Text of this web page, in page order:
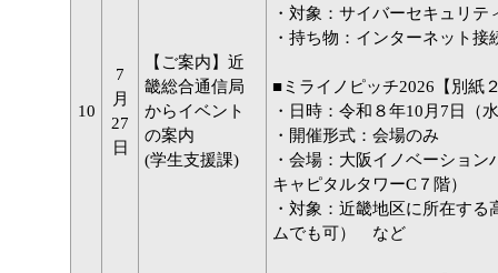
10
7
月
27
日
【ご案内】近
畿総合通信局
からイベント
の案内
(学生支援課)
・対象：サイバーセキュリ
・持ち物：インターネット接
■ミライノピッチ2026【別紙
・日時：令和８年10月7日（
・開催形式：会場のみ
・会場：大阪イノベーショ
キャピタルタワーC７階）
・対象：近畿地区に所在す
ムでも可） など